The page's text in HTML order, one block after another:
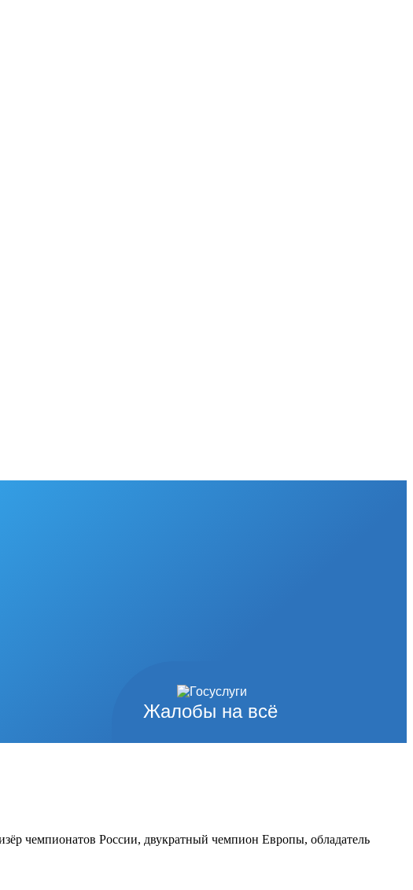
Жалобы на всё
чемпионатов России, двукратный чемпион Европы, обладатель